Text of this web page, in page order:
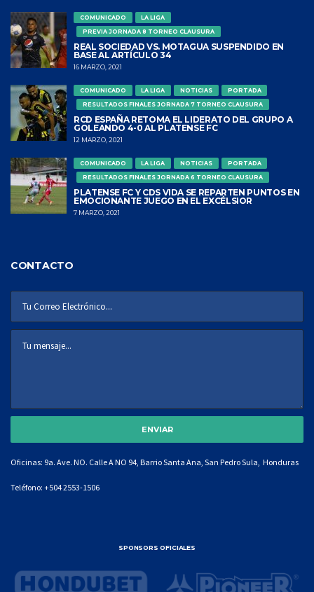
COMUNICADO
LA LIGA
PREVIA JORNADA 8 TORNEO CLAUSURA
REAL SOCIEDAD VS. MOTAGUA SUSPENDIDO EN
BASE AL ARTÍCULO 34
16 MARZO, 2021
COMUNICADO LA LIGA NOTICIAS
PORTADA
RESULTADOS FINALES JORNADA 7 TORNEO CLAUSURA
RCD ESPAÑA RETOMA EL LIDERATO DEL GRUPO A
GOLEANDO 4-0 AL PLATENSE FC
12 MARZO, 2021
COMUNICADO LA LIGA NOTICIAS
PORTADA
RESULTADOS FINALES JORNADA 6 TORNEO CLAUSURA
PLATENSE FC Y CDS VIDA SE REPARTEN PUNTOS EN
EMOCIONANTE JUEGO EN EL EXCÉLSIOR
7 MARZO, 2021
CONTACTO
Oficinas: 9a. Ave. NO. Calle A NO 94, Barrio Santa Ana, San Pedro Sula, Honduras
Teléfono: +504 2553-1506
SPONSORS OFICIALES